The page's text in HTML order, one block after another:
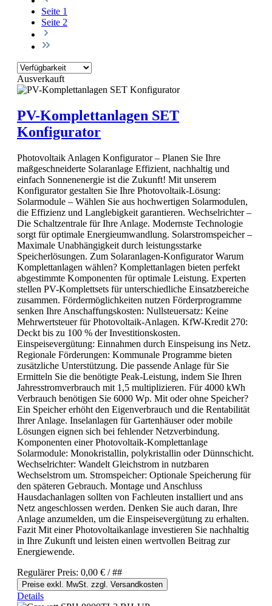
Seite 1
Seite 2
Ausverkauft
PV-Komplettanlagen SET
Konfigurator
Photovoltaik Anlagen Konfigurator – Planen Sie Ihre
maßgeschneiderte Solaranlage Effizient, nachhaltig und
einfach Sonnenenergie ist die Zukunft! Mit unserem
Konfigurator gestalten Sie Ihre Photovoltaik-Lösung:
Solarmodule – Wählen Sie aus hochwertigen Solarmodulen,
die Effizienz und Langlebigkeit garantieren. Wechselrichter –
Die Schaltzentrale für Ihre Anlage. Modernste Technologie
sorgt für optimale Energieumwandlung. Solarstromspeicher –
Maximale Unabhängigkeit durch leistungsstarke
Speicherlösungen. Zum Solaranlagen-Konfigurator Warum
Komplettanlagen wählen? Komplettanlagen bieten perfekt
abgestimmte Komponenten für optimale Leistung. Experten
stellen PV-Komplettsets für unterschiedliche Einsatzbereiche
zusammen. Fördermöglichkeiten nutzen Förderprogramme
senken Ihre Anschaffungskosten: Nullsteuersatz: Keine
Mehrwertsteuer für Photovoltaik-Anlagen. KfW-Kredit 270:
Deckt bis zu 100 % der Investitionskosten.
Einspeisevergütung: Einnahmen durch Einspeisung ins Netz.
Regionale Förderungen: Kommunale Programme bieten
zusätzliche Unterstützung. Die passende Anlage für Sie
Ermitteln Sie die benötigte Peak-Leistung, indem Sie Ihren
Jahresstromverbrauch mit 1,5 multiplizieren. Für 4000 kWh
Verbrauch benötigen Sie 6000 Wp. Mit oder ohne Speicher?
Ein Speicher erhöht den Eigenverbrauch und die Rentabilität
Ihrer Anlage. Inselanlagen für Gartenhäuser oder mobile
Lösungen eignen sich bei fehlender Netzverbindung.
Komponenten einer Photovoltaik-Komplettanlage
Solarmodule: Monokristallin, polykristallin oder Dünnschicht.
Wechselrichter: Wandelt Gleichstrom in nutzbaren
Wechselstrom um. Stromspeicher: Optionale Speicherung für
den späteren Gebrauch. Montage und Anschluss
Hausdachanlagen sollten von Fachleuten installiert und ans
Netz angeschlossen werden. Denken Sie auch daran, Ihre
Anlage anzumelden, um die Einspeisevergütung zu erhalten.
Fazit Mit einer Photovoltaikanlage investieren Sie nachhaltig
in Ihre Zukunft und leisten einen wertvollen Beitrag zur
Energiewende.
Regulärer Preis: 0,00 € / ##
Preise exkl. MwSt. zzgl. Versandkosten
Details